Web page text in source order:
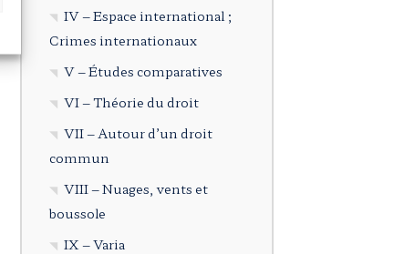
IV – Espace international ;
Crimes internationaux
V – Études comparatives
VI – Théorie du droit
VII – Autour d’un droit
commun
VIII – Nuages, vents et
boussole
IX – Varia